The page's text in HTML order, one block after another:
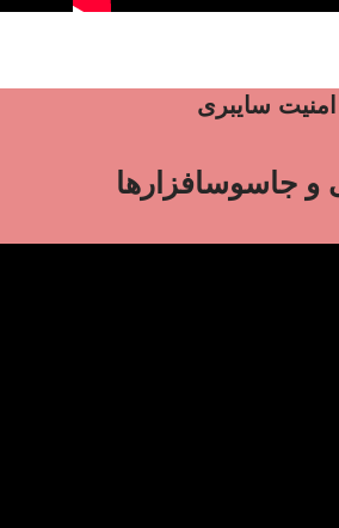
و جاسوسافزارها